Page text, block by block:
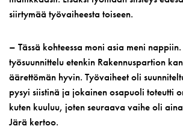
siirtymää työvaiheesta toiseen.
– Tässä kohteessa moni asia meni
työsuunnittelu etenkin Rakennuspartion
äärettömän hyvin. Työvaiheet oli
pysyi siistinä ja jokainen osapuoli toteutti
kuten kuuluu, joten seuraava vaihe oli
Järä kertoo.